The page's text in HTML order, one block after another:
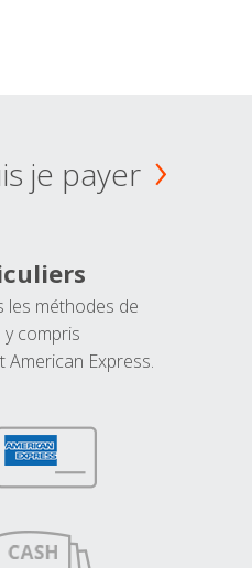
je payer
les méthodes de
compris
American Express.